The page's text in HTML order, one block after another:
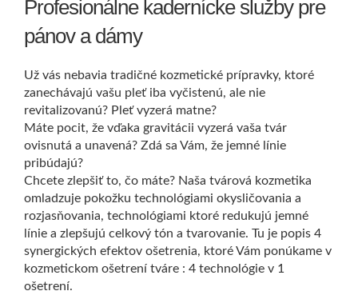
Profesionálne kadernícke služby pre
pánov a dámy
Už vás nebavia tradičné kozmetické prípravky, ktoré
zanechávajú vašu pleť iba vyčistenú, ale nie
revitalizovanú? Pleť vyzerá matne?
Máte pocit, že vďaka gravitácii vyzerá vaša tvár
ovisnutá a unavená? Zdá sa Vám, že jemné línie
pribúdajú?
Chcete zlepšiť to, čo máte? Naša tvárová kozmetika
omladzuje pokožku technológiami okysličovania a
rozjasňovania, technológiami ktoré redukujú jemné
línie a zlepšujú celkový tón a tvarovanie. Tu je popis 4
synergických efektov ošetrenia, ktoré Vám ponúkame v
kozmetickom ošetrení tváre : 4 technológie v 1
ošetrení.